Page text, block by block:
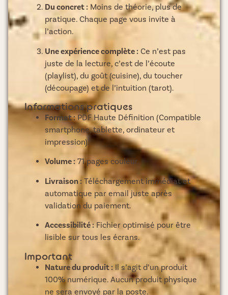
Du concret : Moins de théorie, plus de
pratique. Chaque page vous invite à
l’action.
Une expérience complète : Ce n’est pas
juste de la lecture, c’est de l’écoute
(playlist), du goût (cuisine), du toucher
(découpage) et de l’intuition (tarot).
Informations pratiques
Format :PDF Haute Définition (Compatible
smartphone, tablette, ordinateur et
impression).
Volume : 71 pages couleur.
Livraison : Téléchargement immédiat et
automatique par email juste après
validation du paiement.
Accessibilité :Fichier optimisé pour être
lisible sur tous les écrans.
Important
Nature du produit : Il s’agit d’un produit
100% numérique. Aucun produit physique
ne sera envoyé par la poste.